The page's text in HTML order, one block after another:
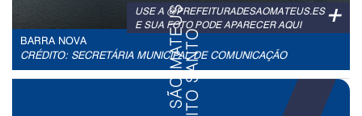
+
USE A @PREFEITURADESAOMATEUS.ES
E SUA FOTO PODE APARECER AQUI
BARRA NOVA
CRÉDITO: SECRETÁRIA MUNICIPAL DE COMUNICAÇÃO